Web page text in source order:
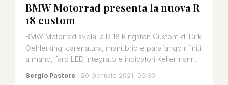
BMW Motorrad presenta la nuova R
18 custom
BMW Motorrad svela la R 18 Kingston Custom di Dirk
Oehlerking: carenatura, manubrio e parafango rifiniti
a mano, faro LED integrato e indicatori Kellermann.
Sergio Pastore · 20 Gennaio 2021, 09:30